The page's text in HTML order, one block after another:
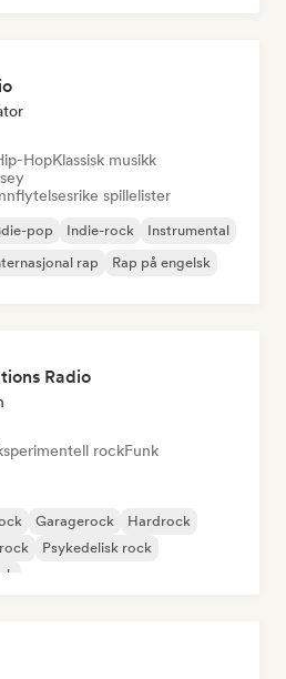
HopKlassisk musikk
spillelister
pop Indie-rock
Instrumental
rap Rap på engelsk
Radio
rockFunk
Garagerock
Hardrock
Psykedelisk rock